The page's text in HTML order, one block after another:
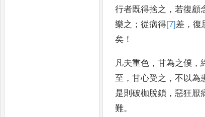
行者既得捨之 ， 若復顧
樂之 ； 從病得[7] 差 ， 復
矣 ！
凡夫重色 ， 甘為之僕 ，
至 ， 甘心受之 ， 不以為
是則破枷脫鎖 ， 惡狂厭
難。